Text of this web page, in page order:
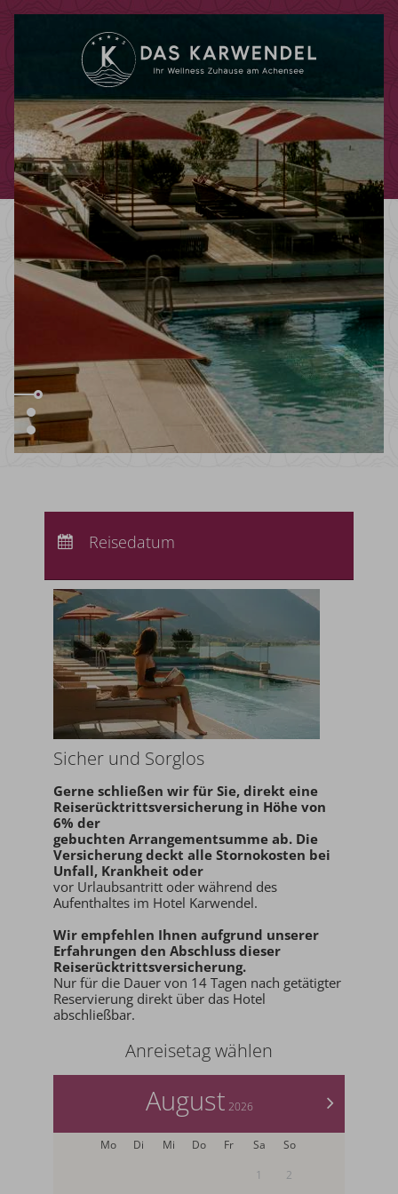
Abreise:keine Auswahl
Reisedatum
Sicher und Sorglos
Gerne schließen wir für Sie, direkt eine
Reiserücktrittsversicherung in Höhe von
6% der
gebuchten Arrangementsumme ab. Die
Versicherung deckt alle Stornokosten bei
Unfall, Krankheit oder
vor Urlaubsantritt oder während des
Aufenthaltes im Hotel Karwendel.
Wir empfehlen Ihnen aufgrund unserer
Erfahrungen den Abschluss dieser
Reiserücktrittsversicherung.
Nur für die Dauer von 14 Tagen nach getätigter
Reservierung direkt über das Hotel
abschließbar.
Anreisetag wählen
>
August 2026
Mo Di Mi Do Fr Sa
So
1
2
Codes einlösen
Hier können Sie Ihre Aktionscodes
oder Gutscheine einlösen.
Aktuell akzeptieren wir folgende
Codes:
Bonuscode
Gutscheine